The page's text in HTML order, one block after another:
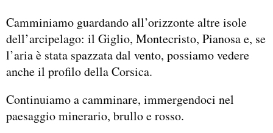
Camminiamo guardando all’orizzonte altre isole
dell’arcipelago: il Giglio, Montecristo, Pianosa e, se
l’aria è stata spazzata dal vento, possiamo vedere
anche il profilo della Corsica.
Continuiamo a camminare, immergendoci nel
paesaggio minerario, brullo e rosso.